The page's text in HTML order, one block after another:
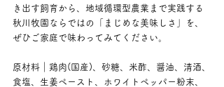
き出す飼育から、地域循環型農業まで実践する
秋川牧園ならではの「まじめな美味しさ」を、
ぜひご家庭で味わってみてください。
原材料｜鶏肉(国産)、砂糖、米酢、醤油、清酒、
食塩、生姜ペースト、ホワイトペッパー粉末、